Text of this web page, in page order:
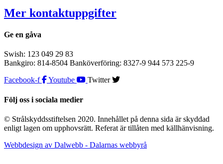
Mer kontaktuppgifter
Ge en gåva
Swish: 123 049 29 83
Bankgiro: 814-8504 Banköverföring: 8327-9 944 573 225-9
Facebook-f
Youtube Twitter
Följ oss i sociala medier
© Strålskyddsstiftelsen 2020. Innehållet på denna sida är skyddad
enligt lagen om upphovsrätt. Referat är tillåten med källhänvisning.
Webbdesign av Dalwebb - Dalarnas webbyrå